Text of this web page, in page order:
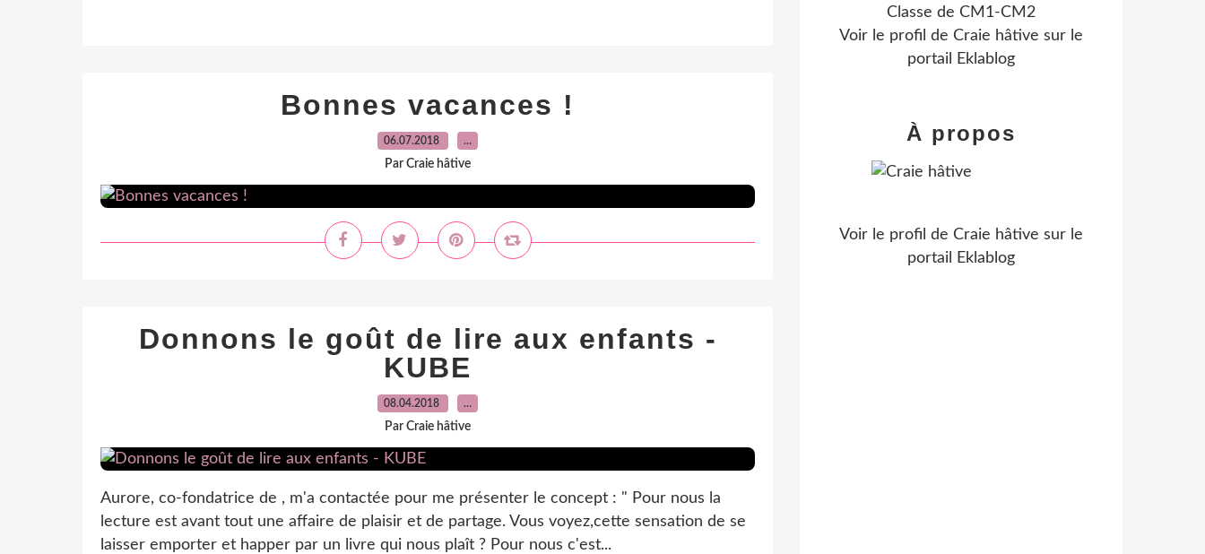
Bonnes vacances !
06.07.2018 …
Par Craie hâtive
Donnons le goût de lire aux enfants -
KUBE
08.04.2018 …
Par Craie hâtive
Aurore, co-fondatrice de , m'a contactée pour me présenter le concept : " Pour nous la
lecture est avant tout une affaire de plaisir et de partage. Vous voyez,cette sensation de se
laisser emporter et happer par un livre qui nous plaît ? Pour nous c'est...
Classe de CM1-CM2
Voir le profil de Craie hâtive sur le
portail Eklablog
À propos
Voir le profil de Craie hâtive sur le
portail Eklablog